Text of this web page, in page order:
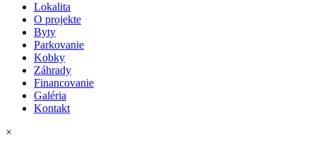
Lokalita
O projekte
Byty
Parkovanie
Kobky
Záhrady
Financovanie
Galéria
Kontakt
×